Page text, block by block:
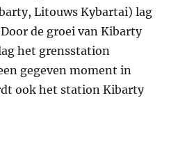
Litouws Kybartai) lag
de groei van Kibarty
het grensstation
gegeven moment in
ook het station Kibarty